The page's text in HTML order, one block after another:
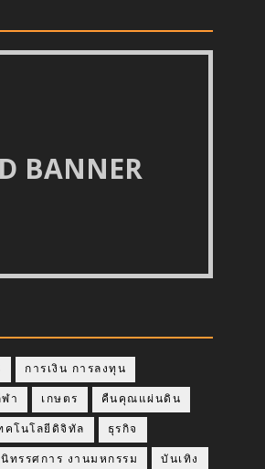
BANNER
การเงิน การลงทุน
า เกษตร คืนคุณแผ่นดิน
คโนโลยีดิจิทัล ธุรกิจ
นิทรรศการ งานมหกรรม บันเทิง